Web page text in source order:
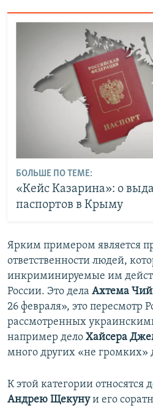
БОЛЬШЕ ПО ТЕМЕ:
«Кейс Казарина»: о
паспортов в Крыму
Ярким примером является
ответственности людей,
инкриминируемые им
России. Это дела Ахтема
26 февраля», это пересмотр
рассмотренных
например дело Хайсера
много других «не громких»
К этой категории относятся
Андрею Щекунуи его